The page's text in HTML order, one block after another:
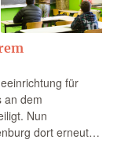
für
an dem
Nun
dort erneut…